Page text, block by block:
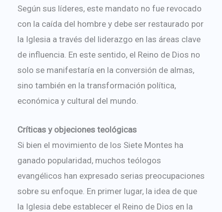
Según sus líderes, este mandato no fue revocado
con la caída del hombre y debe ser restaurado por
la Iglesia a través del liderazgo en las áreas clave
de influencia. En este sentido, el Reino de Dios no
solo se manifestaría en la conversión de almas,
sino también en la transformación política,
económica y cultural del mundo.
Críticas y objeciones teológicas
Si bien el movimiento de los Siete Montes ha
ganado popularidad, muchos teólogos
evangélicos han expresado serias preocupaciones
sobre su enfoque. En primer lugar, la idea de que
la Iglesia debe establecer el Reino de Dios en la